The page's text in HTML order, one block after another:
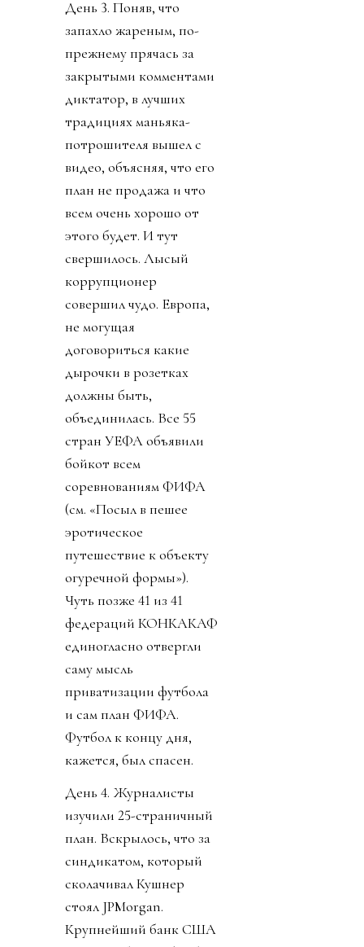
День 3. Поняв, что
запахло жареным, по-
прежнему прячась за
закрытыми комментами
диктатор, в лучших
традициях маньяка-
потрошителя вышел с
видео, объясняя, что его
план не продажа и что
всем очень хорошо от
этого будет. И тут
свершилось. Лысый
коррупционер
совершил чудо. Европа,
не могущая
договориться какие
дырочки в розетках
должны быть,
объединилась. Все 55
стран УЕФА объявили
бойкот всем
соревнованиям ФИФА
(см. «Посыл в пешее
эротическое
путешествие к объекту
огуречной формы»).
Чуть позже 41 из 41
федераций КОНКАКАФ
единогласно отвергли
саму мысль
приватизации футбола
и сам план ФИФА.
Футбол к концу дня,
кажется, был спасен.
День 4. Журналисты
изучили 25-страничный
план. Вскрылось, что за
синдикатом, который
сколачивал Кушнер
стоял JPMorgan.
Крупнейший банк США